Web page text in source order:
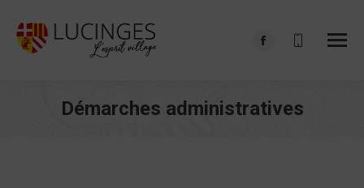
Facebook
in
Démarches administratives